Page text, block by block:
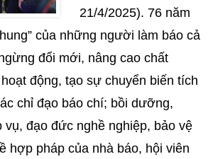
21/4/2025). 76 năm
của những người làm báo cả
đổi mới, nâng cao chất
động, tạo sự chuyển biến tích
chỉ đạo báo chí; bồi dưỡng,
vụ, đạo đức nghề nghiệp, bảo vệ
hợp pháp của nhà báo, hội viên